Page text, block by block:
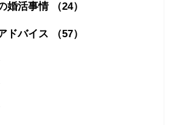
婚活事情 （24）
ドバイス （57）